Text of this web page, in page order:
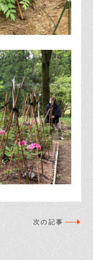
次の記事